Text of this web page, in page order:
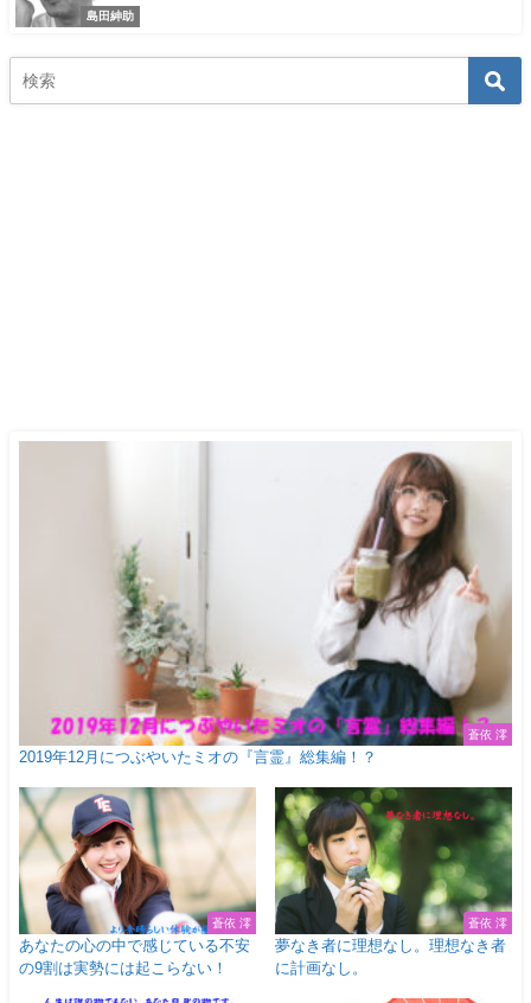
島田紳助
蒼依 澪
2019年12月につぶやいたミオの『言霊』総集編！？
蒼依 澪
あなたの心の中で感じている不安
の9割は実勢には起こらない！
蒼依 澪
夢なき者に理想なし。理想なき者
に計画なし。